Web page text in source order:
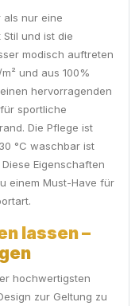
als nur eine
Stil und ist die
modisch auftreten
und aus 100%
hervorragenden
sportliche
Die Pflege ist
°C waschbar ist
Eigenschaften
einem Must-Have für
lassen –
hochwertigsten
zur Geltung zu